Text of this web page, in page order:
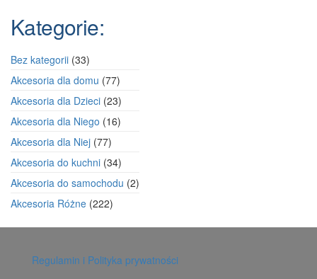
Kategorie:
Bez kategorii 3333
produkty
Akcesoria dla domu 7777
produktów
Akcesoria dla Dzieci 2323
produkty
Akcesoria dla Niego 1616
Akcesoria dla Niej 7777
produktów
Akcesoria do kuchni 3434
produkty
Akcesoria do samochodu 22
Akcesoria Różne 222222
Regulamin i Polityka prywatności